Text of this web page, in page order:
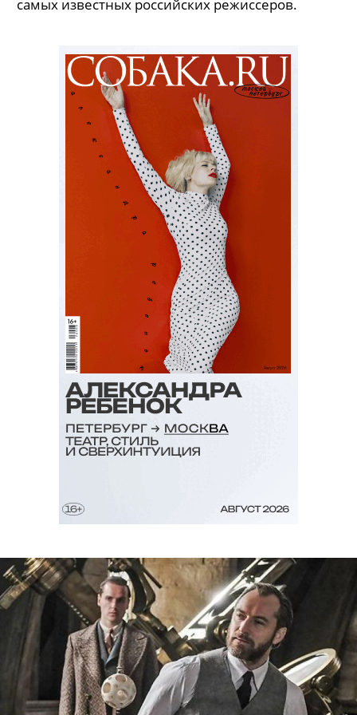
самых известных российских режиссеров.